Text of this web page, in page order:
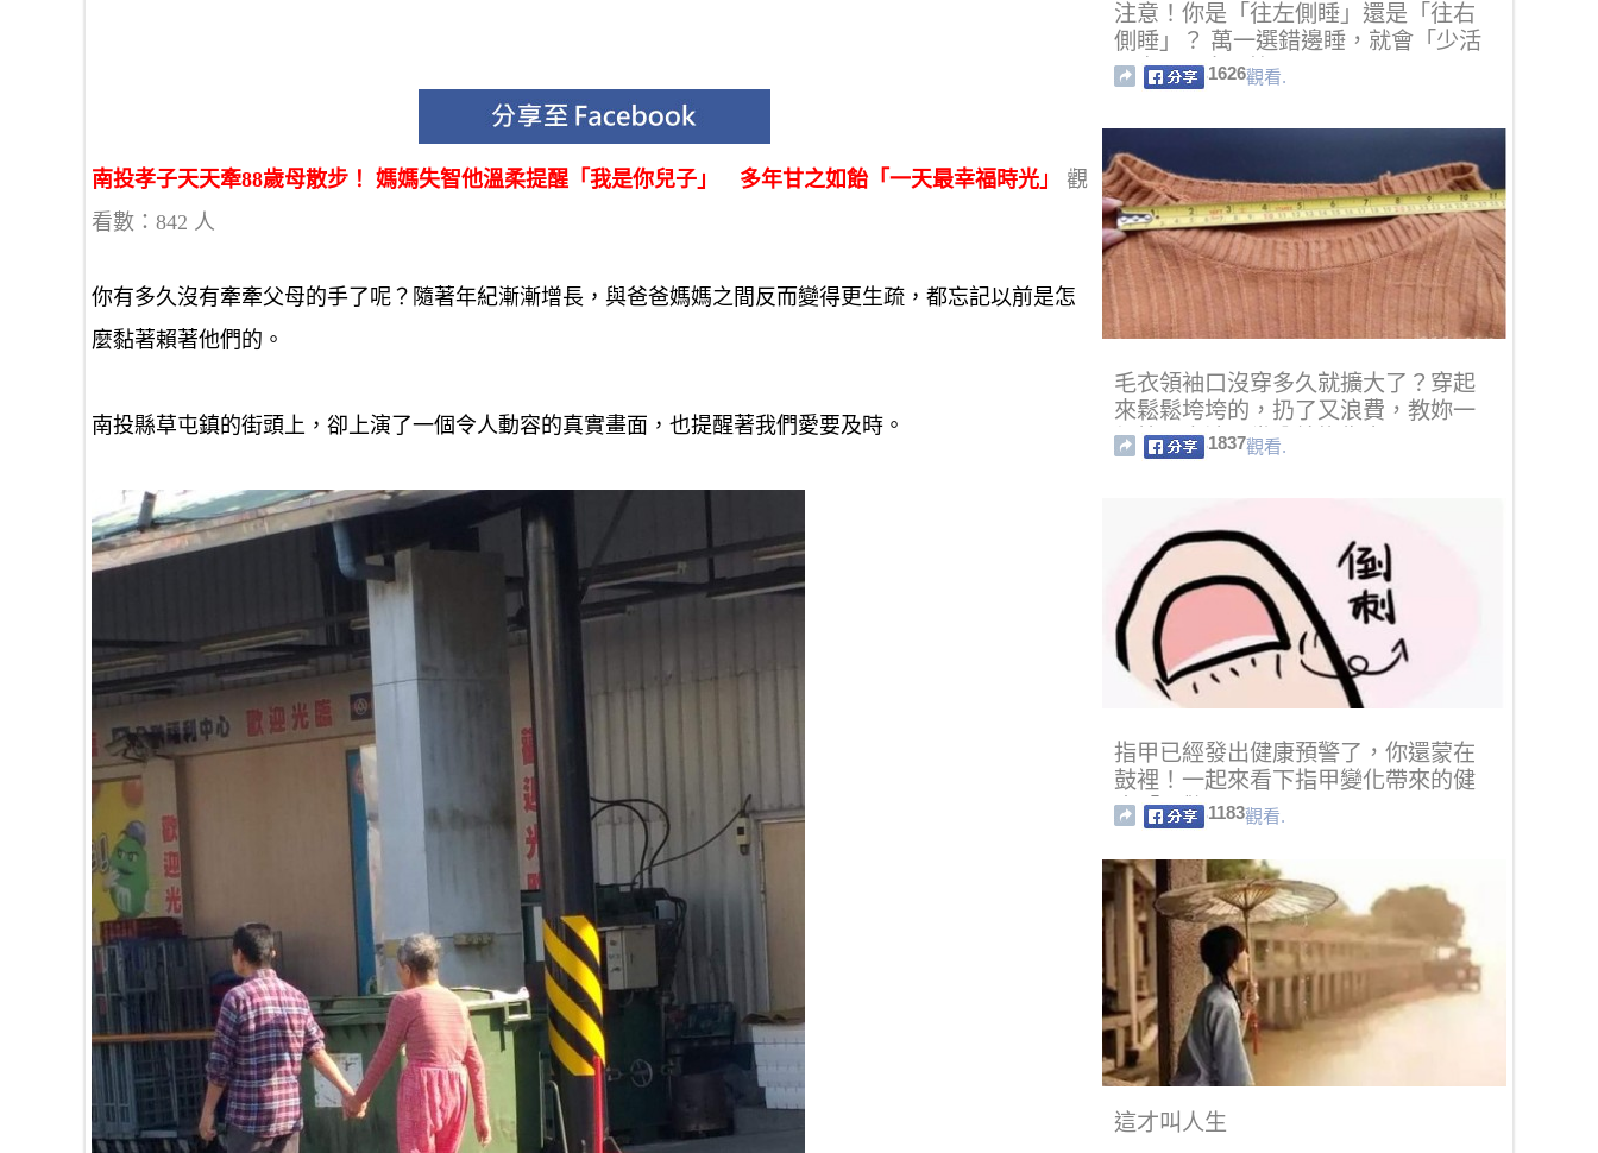
南投孝子天天牽88歲母散步！ 媽媽失智他溫柔提醒「我是你兒子」 多年甘之如飴「一天最幸福時光」 觀
看數：842 人
你有多久沒有牽牽父母的手了呢？隨著年紀漸漸增長，與爸爸媽媽之間反而變得更生疏，都忘記以前是怎
麼黏著賴著他們的。
南投縣草屯鎮的街頭上，卻上演了一個令人動容的真實畫面，也提醒著我們愛要及時。
注意！你是「往左側睡」還是「往右
側睡」？ 萬一選錯邊睡，就會「少活
10年」...太恐怖了啊！
1626觀看.
毛衣領袖口沒穿多久就擴大了？穿起
來鬆鬆垮垮的，扔了又浪費，教妳一
個簡單方法，幾分鐘恢復它！
1837觀看.
指甲已經發出健康預警了，你還蒙在
鼓裡！一起來看下指甲變化帶來的健
康「預警」吧！
1183觀看.
這才叫人生